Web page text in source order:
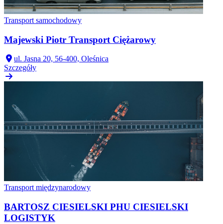
Transport samochodowy
Majewski Piotr Transport Ciężarowy
ul. Jasna 20, 56-400, Oleśnica
Szczegóły
Transport międzynarodowy
BARTOSZ CIESIELSKI PHU CIESIELSKI
LOGISTYK